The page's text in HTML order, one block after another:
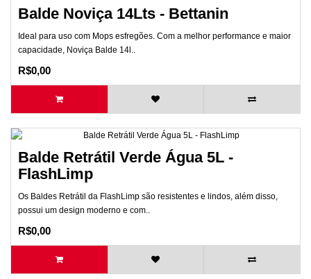
Balde Noviça 14Lts - Bettanin
Ideal para uso com Mops esfregões. Com a melhor performance e maior
capacidade, Noviça Balde 14l..
R$0,00
Balde Retrátil Verde Água 5L -
FlashLimp
Os Baldes Retrátil da FlashLimp são resistentes e lindos, além disso,
possui um design moderno e com..
R$0,00